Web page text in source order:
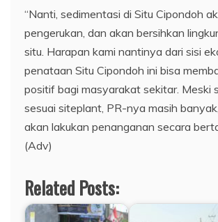
“Nanti, sedimentasi di Situ Cipondoh
pengerukan, dan akan bersihkan
situ. Harapan kami nantinya dari sisi
penataan Situ Cipondoh ini bisa
positif bagi masyarakat sekitar. Meski
sesuai siteplant, PR-nya masih
akan lakukan penanganan secara
(Adv)
Related Posts: